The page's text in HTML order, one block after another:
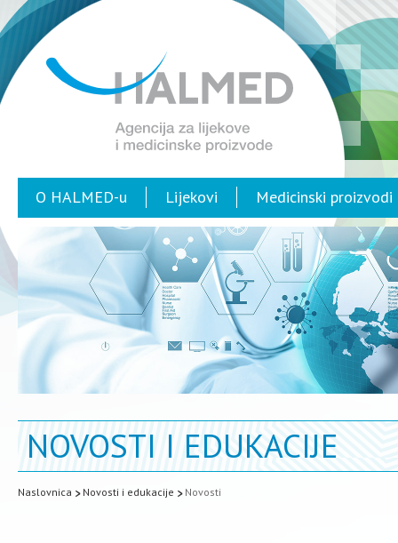
O HALMED-u Lijekovi Medicinski proizvodi
NOVOSTI I EDUKACIJE
Naslovnica Novosti i edukacije Novosti